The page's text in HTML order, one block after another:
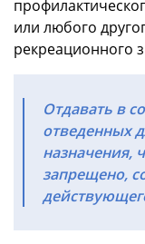
или любого
рекреационного
Отдавать в
отведенных
назначения,
запрещено,